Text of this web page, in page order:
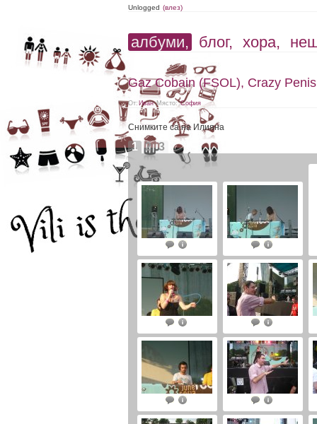
Unlogged (влез)
албуми, блог, хора,
Gaz Cobain (FSOL), Crazy
От: ИванМясто:София
Снимките са на Илияна
1 2 3